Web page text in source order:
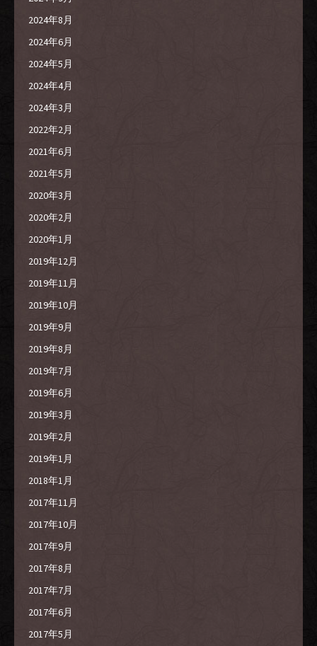
2024年8月
2024年6月
2024年5月
2024年4月
2024年3月
2022年2月
2021年6月
2021年5月
2020年3月
2020年2月
2020年1月
2019年12月
2019年11月
2019年10月
2019年9月
2019年8月
2019年7月
2019年6月
2019年3月
2019年2月
2019年1月
2018年1月
2017年11月
2017年10月
2017年9月
2017年8月
2017年7月
2017年6月
2017年5月